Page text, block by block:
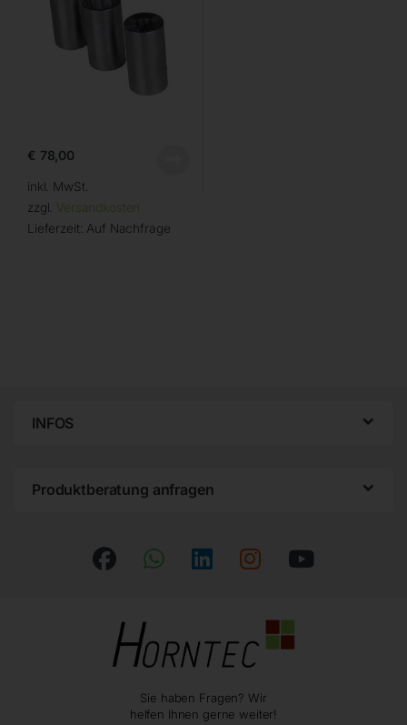
€ 78,00
inkl. MwSt.
zzgl. Versandkosten
Lieferzeit: Auf Nachfrage
INFOS
Produktberatung anfragen
Sie haben Fragen? Wir
helfen Ihnen gerne weiter!